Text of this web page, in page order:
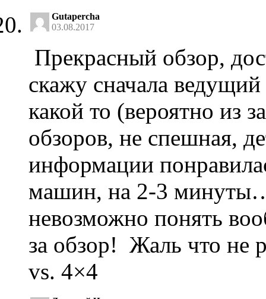
Gutapercha
03.08.2017
Прекрасный обзор,
скажу сначала
какой то (вероятно из
обзоров, не спешная,
информации
машин, на 2-3 минуты…
невозможно понять
за обзор! Жаль что не
vs. 4×4